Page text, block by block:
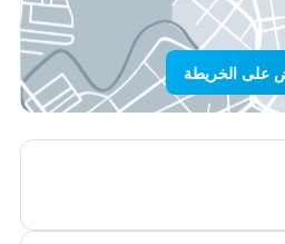
على الخريطة